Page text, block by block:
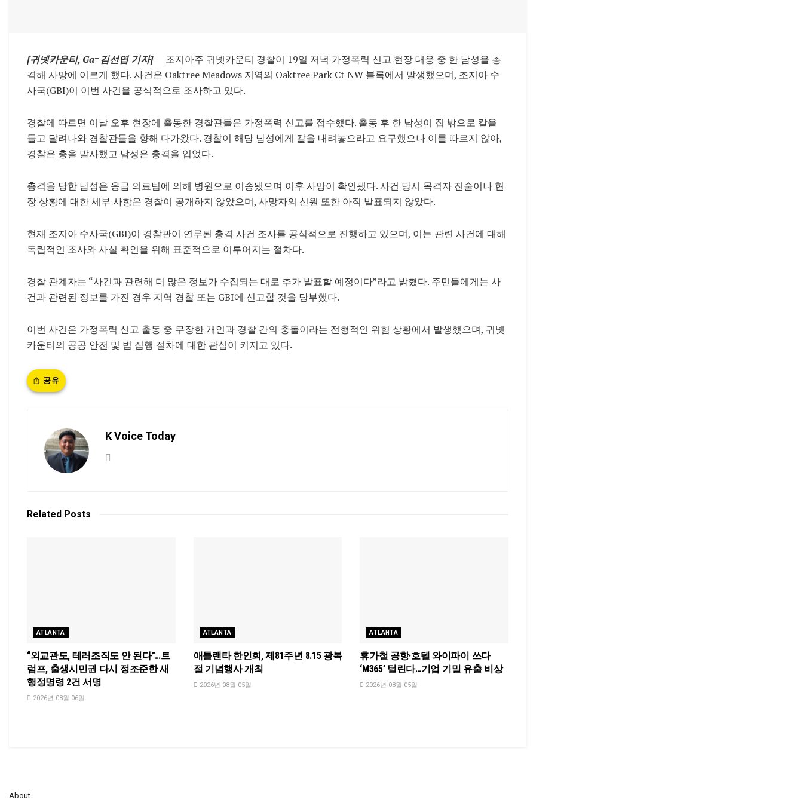
[귀넷카운티, Ga=김선엽 기자] — 조지아주 귀넷카운티 경찰이 19일 저녁 가정폭력 신고 현장 대응 중 한 남성을 총
격해 사망에 이르게 했다. 사건은 Oaktree Meadows 지역의 Oaktree Park Ct NW 블록에서 발생했으며, 조지아 수
사국(GBI)이 이번 사건을 공식적으로 조사하고 있다.
경찰에 따르면 이날 오후 현장에 출동한 경찰관들은 가정폭력 신고를 접수했다. 출동 후 한 남성이 집 밖으로 칼을
들고 달려나와 경찰관들을 향해 다가왔다. 경찰이 해당 남성에게 칼을 내려놓으라고 요구했으나 이를 따르지 않아,
경찰은 총을 발사했고 남성은 총격을 입었다.
총격을 당한 남성은 응급 의료팀에 의해 병원으로 이송됐으며 이후 사망이 확인됐다. 사건 당시 목격자 진술이나 현
장 상황에 대한 세부 사항은 경찰이 공개하지 않았으며, 사망자의 신원 또한 아직 발표되지 않았다.
현재 조지아 수사국(GBI)이 경찰관이 연루된 총격 사건 조사를 공식적으로 진행하고 있으며, 이는 관련 사건에 대해
독립적인 조사와 사실 확인을 위해 표준적으로 이루어지는 절차다.
경찰 관계자는 “사건과 관련해 더 많은 정보가 수집되는 대로 추가 발표할 예정이다”라고 밝혔다. 주민들에게는 사
건과 관련된 정보를 가진 경우 지역 경찰 또는 GBI에 신고할 것을 당부했다.
이번 사건은 가정폭력 신고 출동 중 무장한 개인과 경찰 간의 충돌이라는 전형적인 위험 상황에서 발생했으며, 귀넷
카운티의 공공 안전 및 법 집행 절차에 대한 관심이 커지고 있다.
공유
K Voice Today
Related Posts
ATLANTA
“외교관도, 테러조직도 안 된다”…트
럼프, 출생시민권 다시 정조준한 새
행정명령 2건 서명
2026년 08월 06일
ATLANTA
애틀랜타 한인회, 제81주년 8.15 광복
절 기념행사 개최
2026년 08월 05일
ATLANTA
휴가철 공항·호텔 와이파이 쓰다
‘M365’ 털린다…기업 기밀 유출 비상
2026년 08월 05일
About